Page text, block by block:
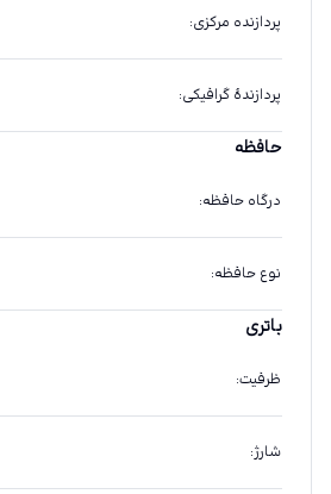
پردازنده مرکزی:
پردازندهٔ گرافیکی:
حافظه
درگاه حافظه:
نوع حافظه:
باتری
ظرفیت:
شارژ: